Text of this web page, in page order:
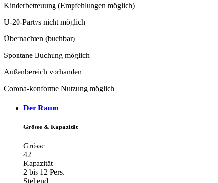
Kinderbetreuung (Empfehlungen möglich)
U-20-Partys nicht möglich
Übernachten (buchbar)
Spontane Buchung möglich
Außenbereich vorhanden
Corona-konforme Nutzung möglich
Der Raum
Grösse & Kapazität
Grösse
42
Kapazität
2 bis 12 Pers.
Stehend